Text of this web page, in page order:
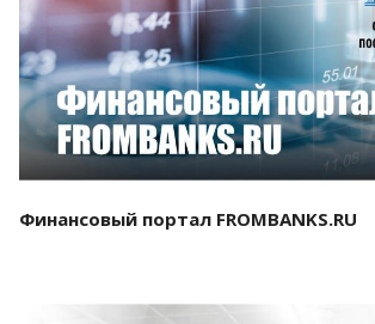
Смотреть проект
Финансовый портал FROMBANKS.RU